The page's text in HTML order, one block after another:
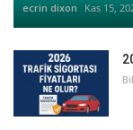
ecrin dixon Kas 15,